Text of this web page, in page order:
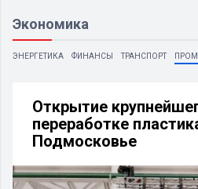
Экономика
ЭНЕРГЕТИКА ФИНАНСЫ ТРАНСПОРТ
Открытие
переработке
Подмосковье